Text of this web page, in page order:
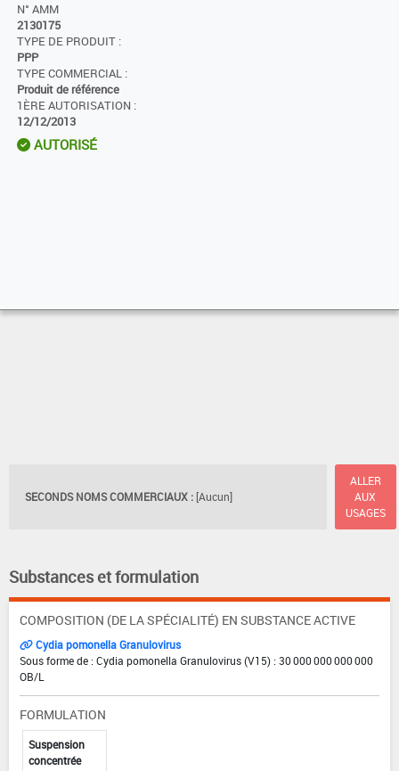
N° AMM
2130175
TYPE DE PRODUIT :
PPP
TYPE COMMERCIAL :
Produit de référence
1ÈRE AUTORISATION :
12/12/2013
AUTORISÉ
SECONDS NOMS COMMERCIAUX : [Aucun]
ALLER
AUX
USAGES
Substances et formulation
COMPOSITION (DE LA SPÉCIALITÉ) EN SUBSTANCE ACTIVE
Cydia pomonella Granulovirus
Sous forme de : Cydia pomonella Granulovirus (V15) : 30 000 000 000 000
OB/L
FORMULATION
Suspension
concentrée